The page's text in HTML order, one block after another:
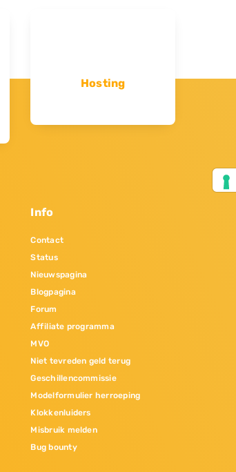
Hosting
Info
Contact
Status
Nieuwspagina
Blogpagina
Forum
Affiliate programma
MVO
Niet tevreden geld terug
Geschillencommissie
Modelformulier herroeping
Klokkenluiders
Misbruik melden
Bug bounty